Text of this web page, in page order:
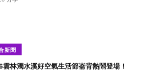
新聞
雲林濁水溪好空氣生活節崙背熱鬧登場！